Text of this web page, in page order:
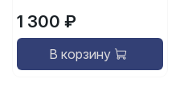
1 300 ₽
В корзину